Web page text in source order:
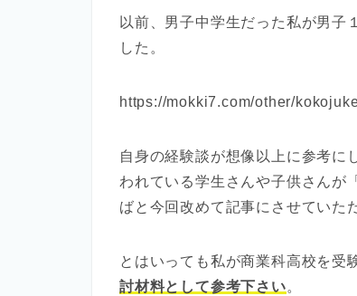
以前、男子中学生だった私が男子
した。
https://mokki7.com/other/
自身の経験談が想像以上に参考に
われている学生さんや子供さんが
ばと今回改めて記事にさせていた
とはいっても私が商業科高校を受
討材料として参考下さい。